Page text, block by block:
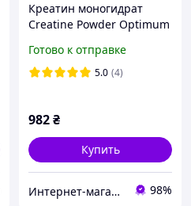
Креатин моногидрат
Creatine Powder Optimum
Готово к отправке
5.0 (4)
982₴
Купить
Интернет-магазин «SPORT MANIA» 98%